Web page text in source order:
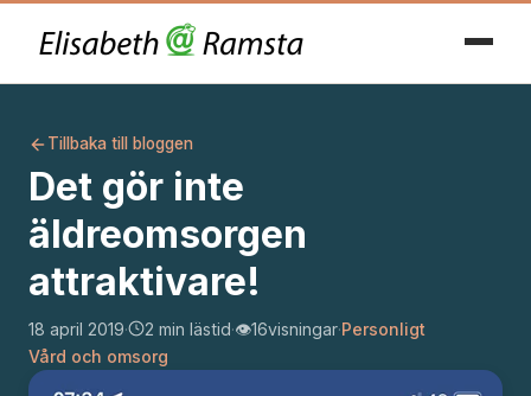
Tillbaka till bloggen
Det gör inte
äldreomsorgen
attraktivare!
18 april 2019· 2 min lästid·👁️16visningar·Personligt
Vård och omsorg